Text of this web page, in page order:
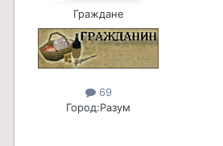
Граждане
69
Город:Разум